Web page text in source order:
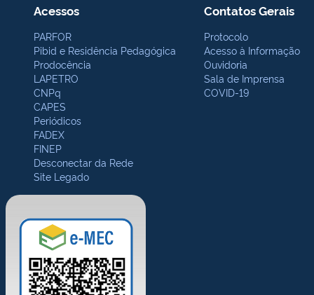
Acessos
PARFOR
Pibid e Residência Pedagógica
Prodocência
LAPETRO
CNPq
CAPES
Periódicos
FADEX
FINEP
Desconectar da Rede
Site Legado
Contatos Gerais
Protocolo
Acesso à Informação
Ouvidoria
Sala de Imprensa
COVID-19